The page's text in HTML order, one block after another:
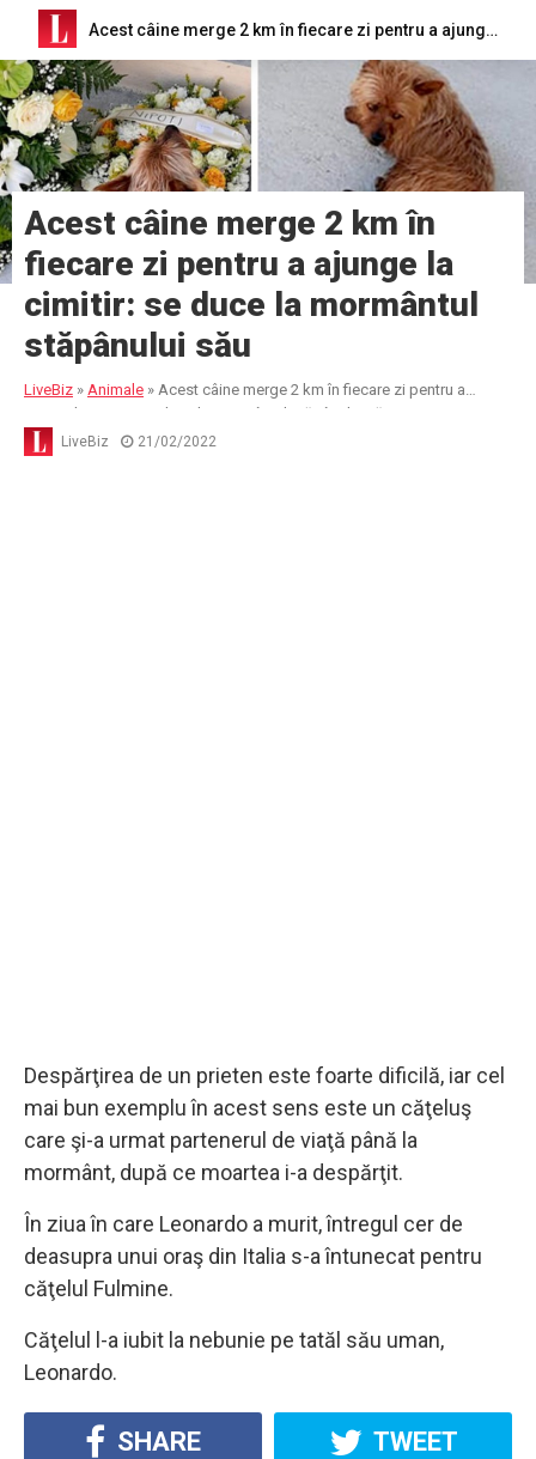
Acest câine merge 2 km în fiecare zi pentru a ajunge la cimitir: se duce la mormântul stăpânului său
Acest câine merge 2 km în
fiecare zi pentru a ajunge la
cimitir: se duce la mormântul
stăpânului său
LiveBiz » Animale » Acest câine merge 2 km în fiecare zi pentru a
ajunge la cimitir: se duce la mormântul stăpânului său
LiveBiz 21/02/2022
Despărţirea de un prieten este foarte dificilă, iar cel
mai bun exemplu în acest sens este un căţeluş
care şi-a urmat partenerul de viaţă până la
mormânt, după ce moartea i-a despărţit.
În ziua în care Leonardo a murit, întregul cer de
deasupra unui oraş din Italia s-a întunecat pentru
căţelul Fulmine.
Căţelul l-a iubit la nebunie pe tatăl său uman,
Leonardo.
SHARE TWEET